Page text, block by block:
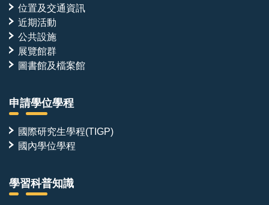
位置及交通資訊
近期活動
公共設施
展覽館群
圖書館及檔案館
申請學位學程
國際研究生學程(TIGP)
國內學位學程
學習科普知識